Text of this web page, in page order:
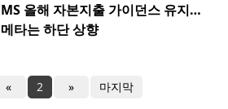
MS 올해 자본지출 가이던스 유지…
메타는 하단 상향
« 2 » 마지막